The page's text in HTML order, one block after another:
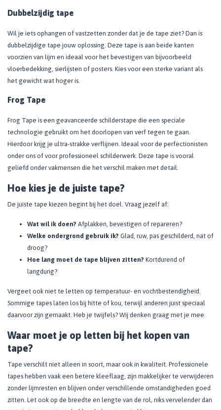
Dubbelzijdig tape
Wil je iets ophangen of vastzetten zonder dat je de tape ziet? Dan is
dubbelzijdige tape jouw oplossing. Deze tape is aan beide kanten
voorzien van lijm en ideaal voor het bevestigen van bijvoorbeeld
vloerbedekking, sierlijsten of posters. Kies voor een sterke variant als
het gewicht wat hoger is.
Frog Tape
Frog Tape is een geavanceerde schilderstape die een speciale
technologie gebruikt om het doorlopen van verf tegen te gaan.
Hierdoor krijg je ultra-strakke verflijnen. Ideaal voor de perfectionisten
onder ons of voor professioneel schilderwerk. Deze tape is vooral
geliefd onder vakmensen die het verschil maken met detail.
Hoe kies je de juiste tape?
De juiste tape kiezen begint bij het doel. Vraag jezelf af:
Wat wil ik doen? Afplakken, bevestigen of repareren?
Welke ondergrond gebruik ik? Glad, ruw, pas geschilderd, nat of
droog?
Hoe lang moet de tape blijven zitten? Kortdurend of
langdurig?
Vergeet ook niet te letten op temperatuur- en vochtbestendigheid.
Sommige tapes laten los bij hitte of kou, terwijl anderen juist speciaal
daarvoor zijn gemaakt. Heb je twijfels? Wij denken graag met je mee.
Waar moet je op letten bij het kopen van
tape?
Tape verschilt niet alleen in soort, maar ook in kwaliteit. Professionele
tapes hebben vaak een betere kleeflaag, zijn makkelijker te verwijderen
zonder lijmresten en blijven onder verschillende omstandigheden goed
zitten. Let ook op de breedte en lengte van de rol, niks vervelender dan